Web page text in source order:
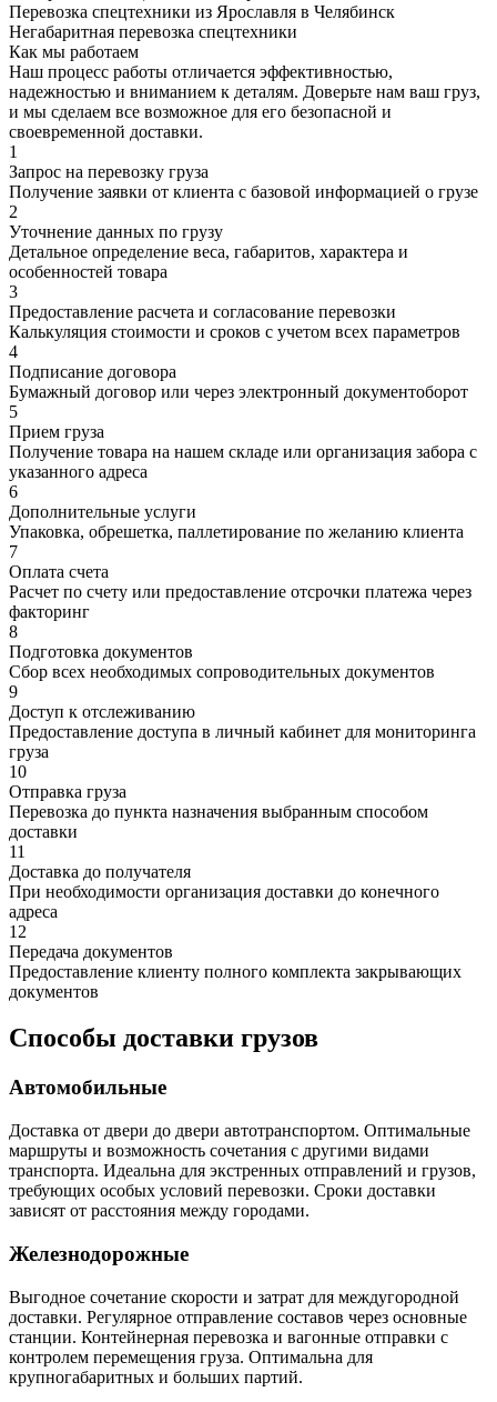
Перевозка спецтехники из Ярославля в Челябинск
Негабаритная перевозка спецтехники
Как мы работаем
Наш процесс работы отличается эффективностью,
надежностью и вниманием к деталям. Доверьте нам ваш груз,
и мы сделаем все возможное для его безопасной и
своевременной доставки.
1
Запрос на перевозку груза
Получение заявки от клиента с базовой информацией о грузе
2
Уточнение данных по грузу
Детальное определение веса, габаритов, характера и
особенностей товара
3
Предоставление расчета и согласование перевозки
Калькуляция стоимости и сроков с учетом всех параметров
4
Подписание договора
Бумажный договор или через электронный документоборот
5
Прием груза
Получение товара на нашем складе или организация забора с
указанного адреса
6
Дополнительные услуги
Упаковка, обрешетка, паллетирование по желанию клиента
7
Оплата счета
Расчет по счету или предоставление отсрочки платежа через
факторинг
8
Подготовка документов
Сбор всех необходимых сопроводительных документов
9
Доступ к отслеживанию
Предоставление доступа в личный кабинет для мониторинга
груза
10
Отправка груза
Перевозка до пункта назначения выбранным способом
доставки
11
Доставка до получателя
При необходимости организация доставки до конечного
адреса
12
Передача документов
Предоставление клиенту полного комплекта закрывающих
документов
Способы доставки грузов
Автомобильные
Доставка от двери до двери автотранспортом. Оптимальные
маршруты и возможность сочетания с другими видами
транспорта. Идеальна для экстренных отправлений и грузов,
требующих особых условий перевозки. Сроки доставки
зависят от расстояния между городами.
Железнодорожные
Выгодное сочетание скорости и затрат для междугородной
доставки. Регулярное отправление составов через основные
станции. Контейнерная перевозка и вагонные отправки с
контролем перемещения груза. Оптимальна для
крупногабаритных и больших партий.